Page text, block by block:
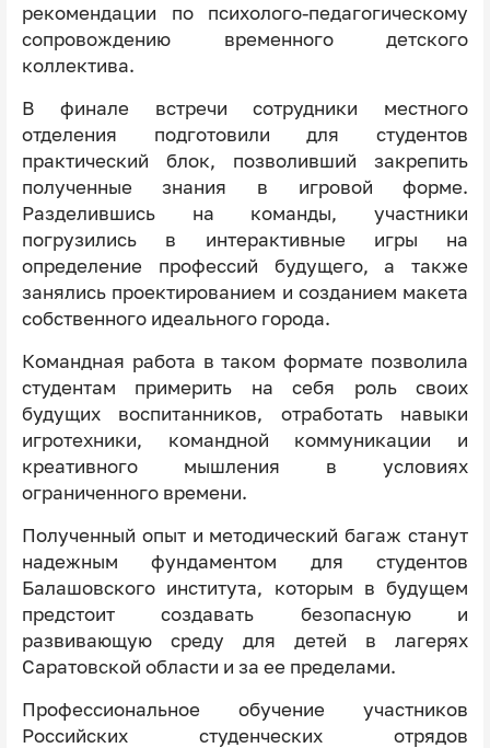
рекомендации по психолого-педагогическому
сопровождению временного детского
коллектива.
В финале встречи сотрудники местного
отделения подготовили для студентов
практический блок, позволивший закрепить
полученные знания в игровой форме.
Разделившись на команды, участники
погрузились в интерактивные игры на
определение профессий будущего, а также
занялись проектированием и созданием макета
собственного идеального города.
Командная работа в таком формате позволила
студентам примерить на себя роль своих
будущих воспитанников, отработать навыки
игротехники, командной коммуникации и
креативного мышления в условиях
ограниченного времени.
Полученный опыт и методический багаж станут
надежным фундаментом для студентов
Балашовского института, которым в будущем
предстоит создавать безопасную и
развивающую среду для детей в лагерях
Саратовской области и за ее пределами.
Профессиональное обучение участников
Российских студенческих отрядов